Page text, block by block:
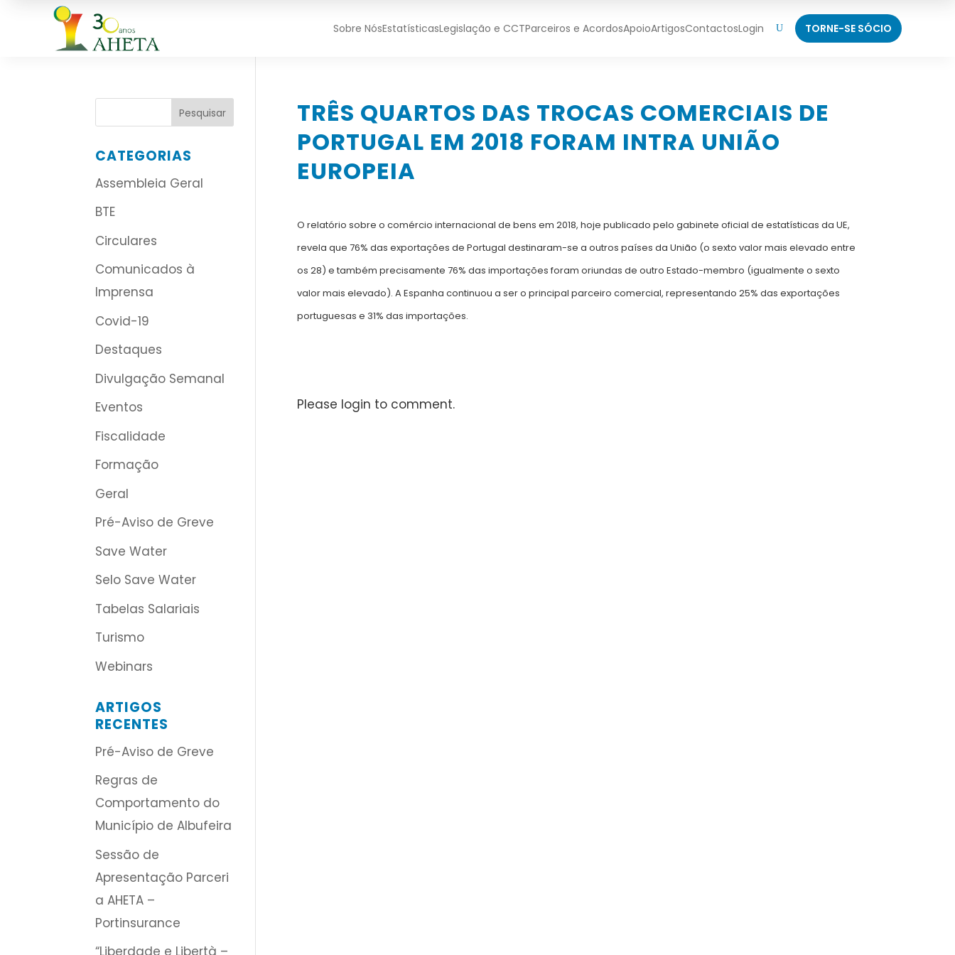
Sobre NósEstatísticasLegislação e CCTParceiros e AcordosApoioArtigosContactosLogin U TORNE-SE SÓCIO
TRÊS QUARTOS DAS TROCAS COMERCIAIS DE
PORTUGAL EM 2018 FORAM INTRA UNIÃO
EUROPEIA
O relatório sobre o comércio internacional de bens em 2018, hoje publicado pelo gabinete oficial de estatísticas da UE,
revela que 76% das exportações de Portugal destinaram-se a outros países da União (o sexto valor mais elevado entre
os 28) e também precisamente 76% das importações foram oriundas de outro Estado-membro (igualmente o sexto
valor mais elevado). A Espanha continuou a ser o principal parceiro comercial, representando 25% das exportações
portuguesas e 31% das importações.
Please login to comment.
CATEGORIAS
Assembleia Geral
BTE
Circulares
Comunicados à
Imprensa
Covid-19
Destaques
Divulgação Semanal
Eventos
Fiscalidade
Formação
Geral
Pré-Aviso de Greve
Save Water
Selo Save Water
Tabelas Salariais
Turismo
Webinars
ARTIGOS
RECENTES
Pré-Aviso de Greve
Regras de
Comportamento do
Município de Albufeira
Sessão de
Apresentação Parceri
a AHETA –
Portinsurance